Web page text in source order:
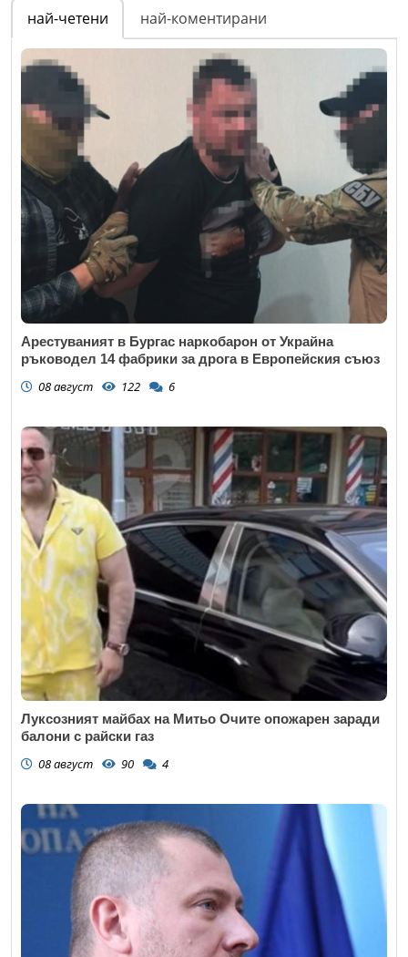
най-четени най-коментирани
Арестуваният в Бургас наркобарон от Украйна
ръководел 14 фабрики за дрога в Европейския съюз
08 август 122 6
Луксозният майбах на Митьо Очите опожарен заради
балони с райски газ
08 август 90 4